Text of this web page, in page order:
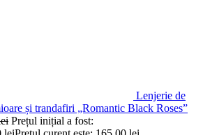
Lenjerie de
și trandafiri „Romantic Black Roses”
Prețul inițial a fost: